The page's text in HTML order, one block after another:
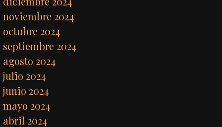
noviembre 2024
octubre 2024
septiembre 2024
agosto 2024
julio 2024
junio 2024
mayo 2024
abril 2024